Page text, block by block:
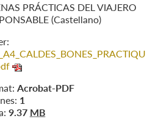
PRÁCTICAS DEL VIAJERO
(Castellano)
Acrobat-PDF
1
9.37 MB